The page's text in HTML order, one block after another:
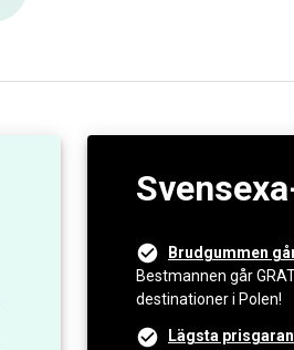
Brudgummen
Bestmannen går
destinationer i Polen!
Lägsta